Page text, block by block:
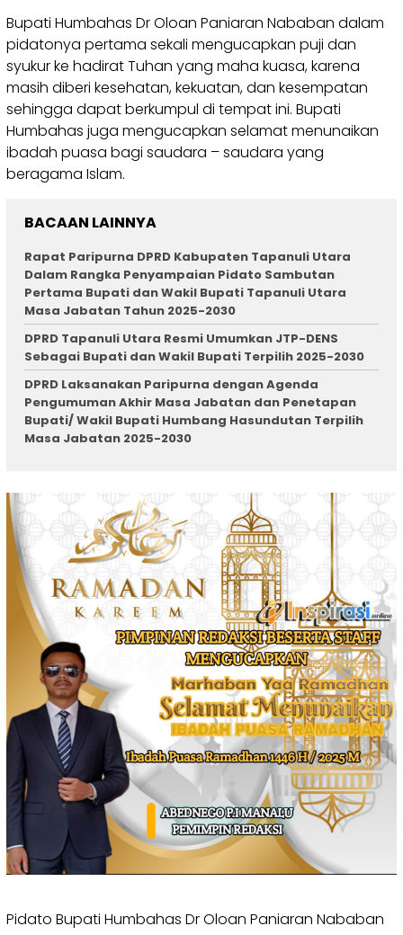
Bupati Humbahas Dr Oloan Paniaran Nababan dalam
pidatonya pertama sekali mengucapkan puji dan
syukur ke hadirat Tuhan yang maha kuasa, karena
masih diberi kesehatan, kekuatan, dan kesempatan
sehingga dapat berkumpul di tempat ini. Bupati
Humbahas juga mengucapkan selamat menunaikan
ibadah puasa bagi saudara – saudara yang
beragama Islam.
BACAAN LAINNYA
Rapat Paripurna DPRD Kabupaten Tapanuli Utara
Dalam Rangka Penyampaian Pidato Sambutan
Pertama Bupati dan Wakil Bupati Tapanuli Utara
Masa Jabatan Tahun 2025-2030
DPRD Tapanuli Utara Resmi Umumkan JTP-DENS
Sebagai Bupati dan Wakil Bupati Terpilih 2025-2030
DPRD Laksanakan Paripurna dengan Agenda
Pengumuman Akhir Masa Jabatan dan Penetapan
Bupati/ Wakil Bupati Humbang Hasundutan Terpilih
Masa Jabatan 2025-2030
Pidato Bupati Humbahas Dr Oloan Paniaran Nababan